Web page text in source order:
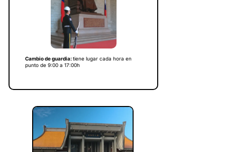
Cambio de guardia:tiene lugar cada hora en
punto de 9:00 a 17:00h